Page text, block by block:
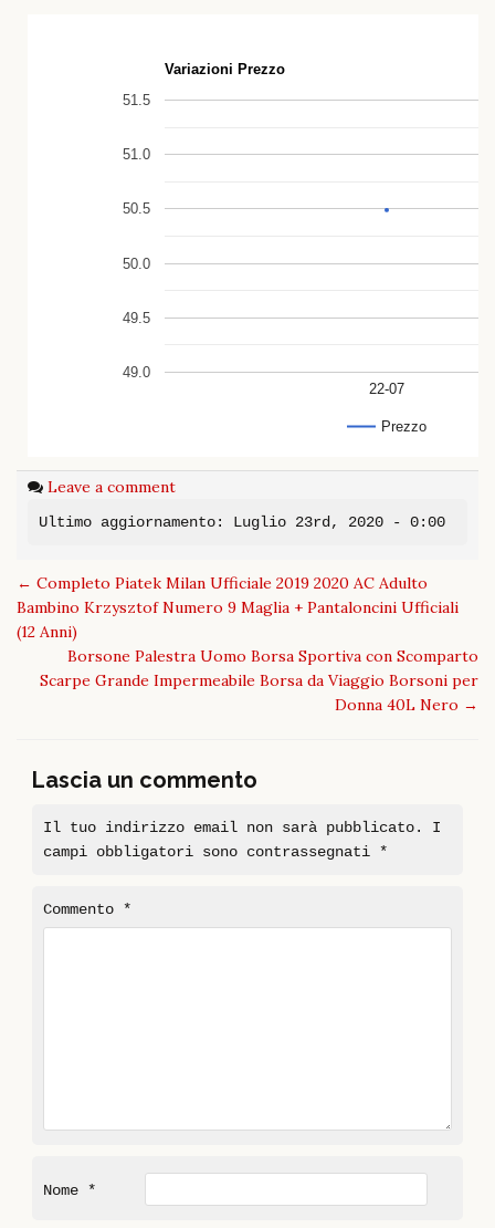
Variazioni Prezzo
Prezzo
22-07
49.0
49.5
50.0
50.5
51.0
51.5
Leave a comment
Ultimo aggiornamento: Luglio 23rd, 2020 - 0:00
Post
navigation
← Completo Piatek Milan Ufficiale 2019 2020 AC Adulto
Bambino Krzysztof Numero 9 Maglia + Pantaloncini Ufficiali
(12 Anni)
Borsone Palestra Uomo Borsa Sportiva con Scomparto
Scarpe Grande Impermeabile Borsa da Viaggio Borsoni per
Donna 40L Nero →
Lascia un commento
Il tuo indirizzo email non sarà pubblicato.
I
campi obbligatori sono contrassegnati *
Commento *
Nome *